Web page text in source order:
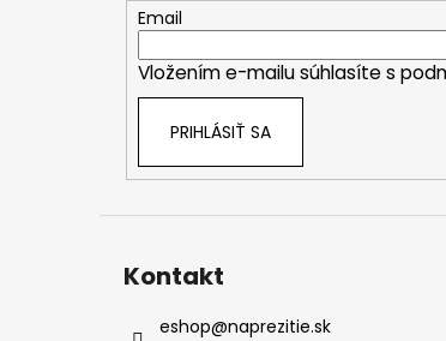
Email
Vložením e-mailu súhlasíte s
PRIHLÁSIŤ SA
Kontakt
eshop@naprezitie.sk